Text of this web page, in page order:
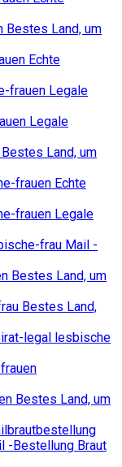
Bestes Land, um
Echte
frauen Legale
Legale
Land, um
frauen Echte
frauen Legale
frau Mail -
Bestes Land, um
Bestes Land,
legal lesbische
Bestes Land, um
-Bestellung Braut